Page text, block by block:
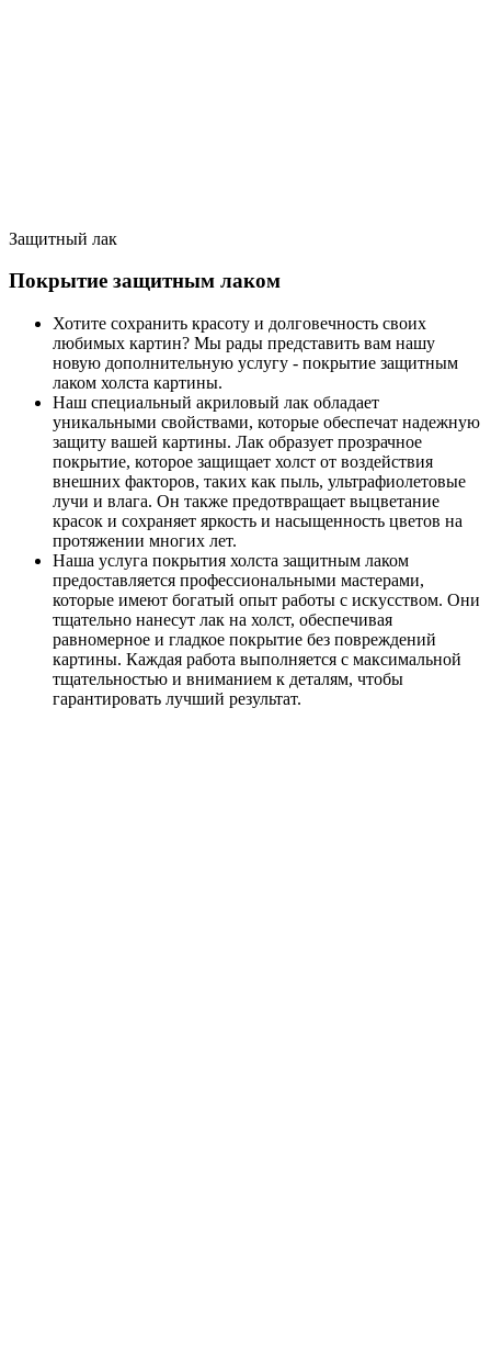
Защитный лак
Покрытие защитным лаком
Хотите сохранить красоту и долговечность своих
любимых картин? Мы рады представить вам нашу
новую дополнительную услугу - покрытие защитным
лаком холста картины.
Наш специальный акриловый лак обладает
уникальными свойствами, которые обеспечат надежную
защиту вашей картины. Лак образует прозрачное
покрытие, которое защищает холст от воздействия
внешних факторов, таких как пыль, ультрафиолетовые
лучи и влага. Он также предотвращает выцветание
красок и сохраняет яркость и насыщенность цветов на
протяжении многих лет.
Наша услуга покрытия холста защитным лаком
предоставляется профессиональными мастерами,
которые имеют богатый опыт работы с искусством. Они
тщательно нанесут лак на холст, обеспечивая
равномерное и гладкое покрытие без повреждений
картины. Каждая работа выполняется с максимальной
тщательностью и вниманием к деталям, чтобы
гарантировать лучший результат.